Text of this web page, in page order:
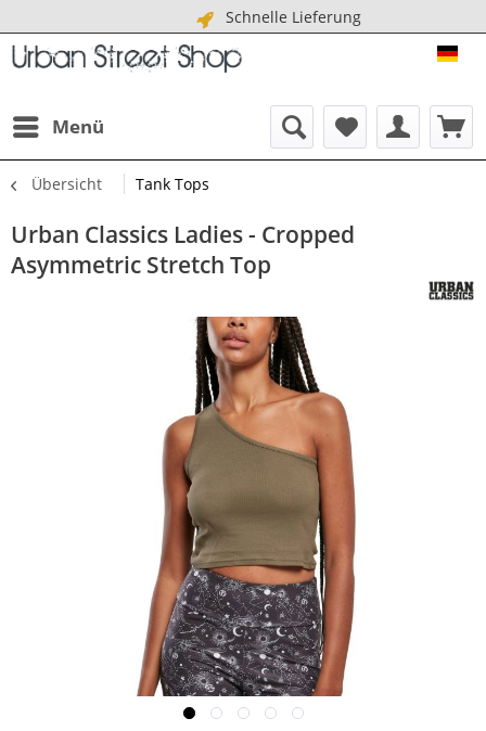
Schnelle Lieferung
Menü
Übersicht Tank Tops
Urban Classics Ladies - Cropped
Asymmetric Stretch Top